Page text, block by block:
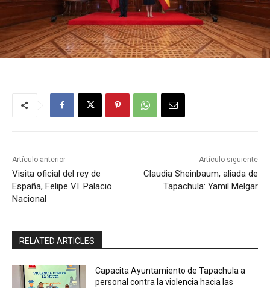
Artículo anterior
Visita oficial del rey de
España, Felipe VI. Palacio
Nacional
Artículo siguiente
Claudia Sheinbaum, aliada de
Tapachula: Yamil Melgar
RELATED ARTICLES
Capacita Ayuntamiento de Tapachula a
personal contra la violencia hacia las